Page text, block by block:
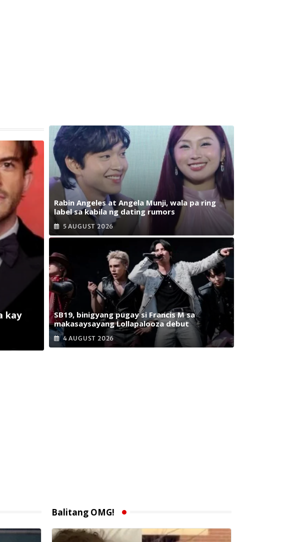
kay
Rabin Angeles at Angela Munji, wala pa ring
label sa kabila ng dating rumors
5 AUGUST 2026
SB19, binigyang pugay si Francis M sa
makasaysayang Lollapalooza debut
4 AUGUST 2026
Balitang OMG!